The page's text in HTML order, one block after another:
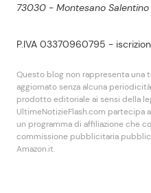
73030 - Montesano Salentino
P.IVA 03370960795 -
Questo blog non rappresenta una
aggiornato senza alcuna
prodotto editoriale ai sensi della
UltimeNotizieFlash.com partecipa
un programma di affiliazione che
commissione pubblicitaria
Amazon.it.